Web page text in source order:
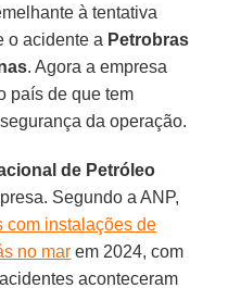
à tentativa
o acidente a Petrobras
. Agora a empresa
país de que tem
da operação.
de Petróleo
Segundo a ANP,
com instalações de
no mar em 2024, com
aconteceram